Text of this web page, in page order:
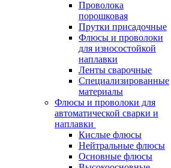
Проволока
порошковая
Прутки присадочные
Флюсы и проволоки
для износостойкой
наплавки
Ленты сварочные
Специализированные
материалы
Флюсы и проволоки для
автоматической сварки и
наплавки
Кислые флюсы
Нейтральные флюсы
Основные флюсы